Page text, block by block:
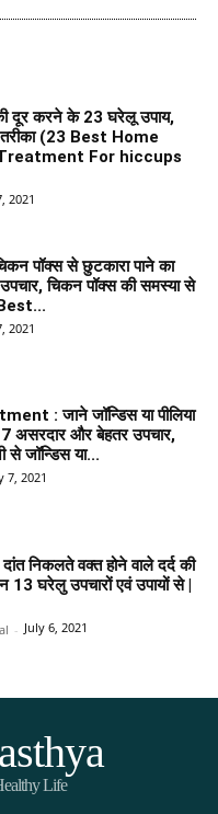
दूर करने के 23 घरेलू उपाय,
(23 Best Home
For hiccups
2021
पॉक्स से छुटकारा पाने का
चिकन पॉक्स की समस्या से
2021
: जाने जॉन्डिस या पीलिया
असरदार और बेहतर उपचार,
से जॉन्डिस या...
7, 2021
निकलते वक्त होने वाले दर्द की
13 घरेलु उपचारों एवं उपायों से |
- July 6, 2021
Life